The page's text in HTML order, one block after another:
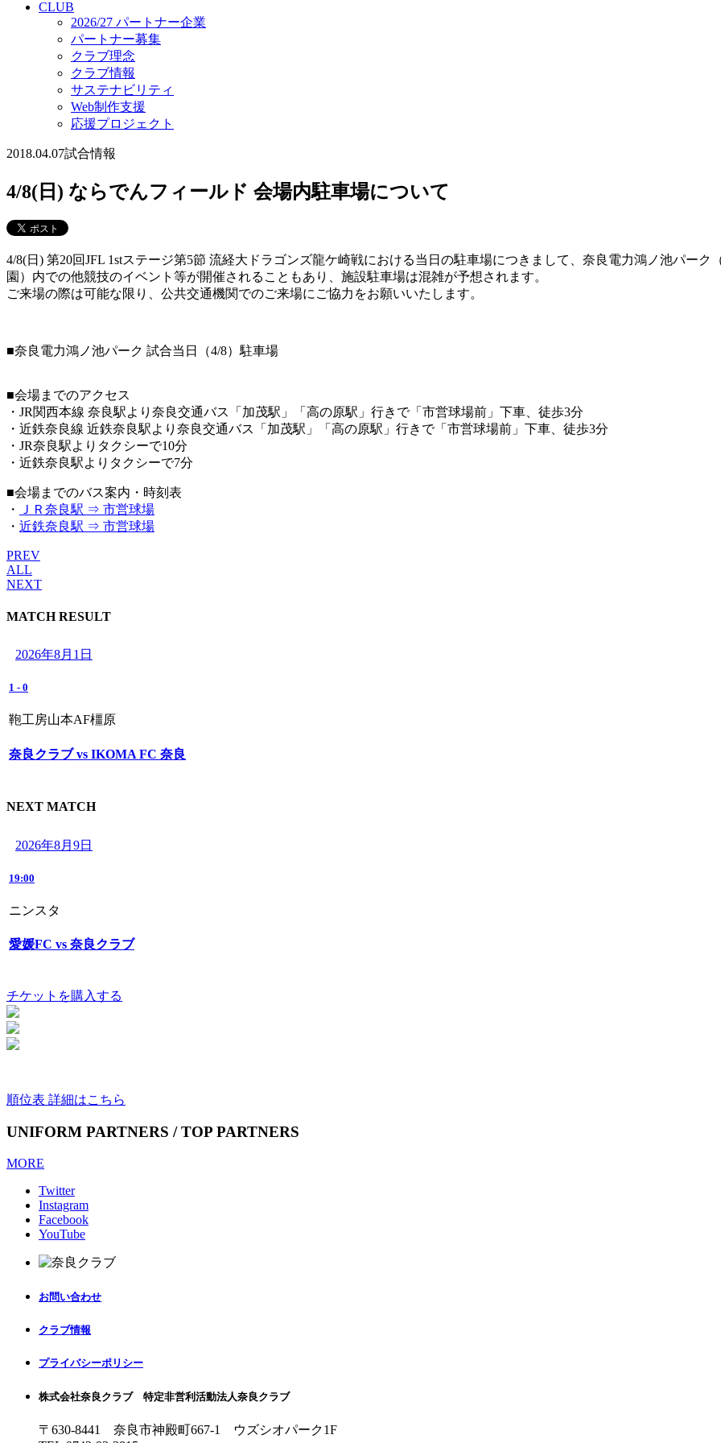
CLUB
2026/27 パートナー企業
パートナー募集
クラブ理念
クラブ情報
サステナビリティ
Web制作支援
応援プロジェクト
2018.04.07試合情報
4/8(日) ならでんフィールド 会場内駐車場について
4/8(日) 第20回JFL 1stステージ第5節 流経大ドラゴンズ龍ケ崎戦における当日の駐車場につきまして、奈良電力鴻ノ池パーク
園）内での他競技のイベント等が開催されることもあり、施設駐車場は混雑が予想されます。
ご来場の際は可能な限り、公共交通機関でのご来場にご協力をお願いいたします。
■奈良電力鴻ノ池パーク 試合当日（4/8）駐車場
■会場までのアクセス
・JR関西本線 奈良駅より奈良交通バス「加茂駅」「高の原駅」行きで「市営球場前」下車、徒歩3分
・近鉄奈良線 近鉄奈良駅より奈良交通バス「加茂駅」「高の原駅」行きで「市営球場前」下車、徒歩3分
・JR奈良駅よりタクシーで10分
・近鉄奈良駅よりタクシーで7分
■会場までのバス案内・時刻表
・
ＪＲ奈良駅 ⇒ 市営球場
・ 近鉄奈良駅 ⇒ 市営球場
PREV
ALL
NEXT
MATCH RESULT
2026年8月1日
1 - 0
鞄工房山本AF橿原
奈良クラブ vs IKOMA FC 奈良
NEXT MATCH
2026年8月9日
19:00
ニンスタ
愛媛FC vs 奈良クラブ
チケットを購入する
順位表 詳細はこちら
UNIFORM PARTNERS / TOP PARTNERS
MORE
Twitter
Instagram
Facebook
YouTube
お問い合わせ
クラブ情報
プライバシーポリシー
株式会社奈良クラブ 特定非営利活動法人奈良クラブ
〒630-8441 奈良市神殿町667-1
ウズシオパーク1F